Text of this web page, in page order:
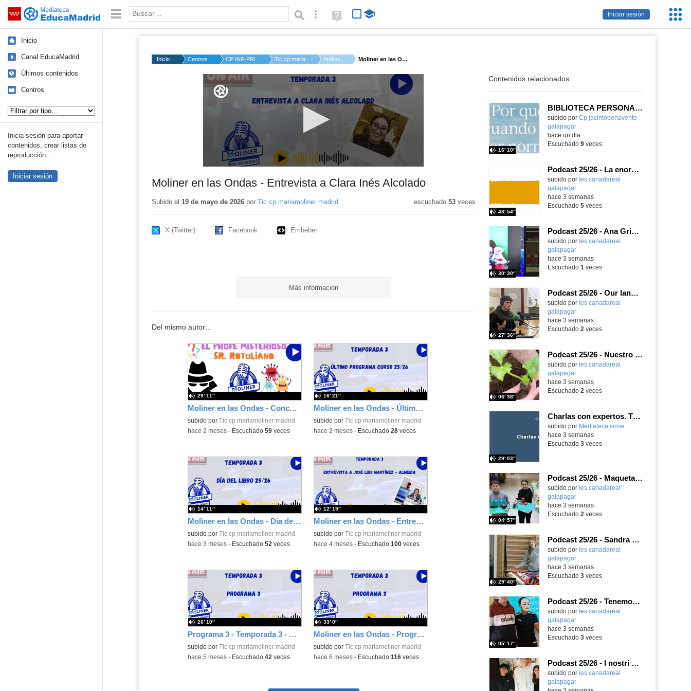
Saltar navegación
Iniciar sesión
Palabra o frase: Búsqueda avanzada
Ayuda
(en
Inicio
Canal EducaMadrid
Últimos contenidos
Centros
Inicia sesión para aportar
contenidos, crear listas de
reproducción...
Iniciar sesión
Inicio Centros CP INF-PRI MARIA MOL...Tic cp mariamoliner...Audios Moliner en las Ondas...
Volume
50%
Moliner en las Ondas - Entrevista a Clara Inés Alcolado
Subido el 19 de mayo de 2026por Tic cp mariamoliner madrid escuchado 53veces
X (Twitter) Facebook Embeber
Más información
Del mismo autor…
Moliner en las Ondas - Concurso final de curso 25/26 Sr. Rotuliano
subido por Tic cp mariamoliner madrid
29′ 11″
-hace 2 meses- Escuchado 59veces
Moliner en las Ondas - Último programa curso 25/26
subido por Tic cp mariamoliner madrid
16′ 21″
-hace 2 meses- Escuchado 28veces
Moliner en las Ondas - Día del Libro 25/26
subido por Tic cp mariamoliner madrid
14′ 11″
-hace 3 meses- Escuchado 52 veces
Moliner en las Ondas - Entrevista a José Luis Martínez - Almeida
subido por Tic cp mariamoliner madrid
12′ 19″
-hace 4 meses- Escuchado 100veces
Programa 3 - Temporada 3 - Moliner en las Ondas
subido por Tic cp mariamoliner madrid
26′ 10″
-hace 5 meses- Escuchado 42 veces
Moliner en las Ondas - Programa 2 - Temporada 3
subido por Tic cp mariamoliner madrid
33′ 0″
-hace 6 meses- Escuchado 116veces
Contenidos relacionados:
BIBLIOTECA PERSONAL 9: ¿Por qué ser feliz cuando puedes ser normal?
Contenido educativo.
subido por Cp jacintobenavente
galapagar
16′ 10″
-
hace un dia
Escuchado 9veces
Podcast 25/26 - La enorme responsabilidad de ser juez
subido por Ies canadareal
galapagar
43′ 54″
-
hace 3 semanas
Escuchado 5veces
Podcast 25/26 - Ana Griott y los cuentos de las voces olvidadas
subido por Ies canadareal
galapagar
30′ 30″
-
hace 3 semanas
Escuchado 1 veces
Podcast 25/26 - Our language assistant Ellie
subido por Ies canadareal
galapagar
27′ 36″
-
hace 3 semanas
Escuchado 2 veces
Podcast 25/26 - Nuestro huerto escolar
subido por Ies canadareal
galapagar
06′ 38″
-
hace 3 semanas
Escuchado 2 veces
Charlas con expertos. T1, E5. David-Li Ilundáin Reviriego
subido por Mediateca ismie
29′ 03″
hace 3 semanas
Escuchado 3veces
Podcast 25/26 - Maquetas sobre el feudalismo
subido por Ies canadareal
galapagar
04′ 57″
-
hace 3 semanas
Escuchado 2 veces
Podcast 25/26 - Sandra Gómez, campeona de Enduro
subido por Ies canadareal
galapagar
29′ 40″
-
hace 3 semanas
Escuchado 3veces
Podcast 25/26 - Tenemos nueva profesora de Griego ¿Conoces a María Eugenia?
subido por Ies canadareal
galapagar
05′ 17″
-
hace 3 semanas
Escuchado 3veces
Podcast 25/26 - I nostri amici italiani
subido por Ies canadareal
galapagar-